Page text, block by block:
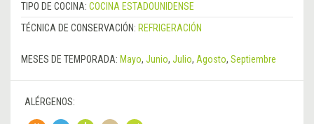
TIPO DE COCINA: COCINA ESTADOUNIDENSE
TÉCNICA DE CONSERVACIÓN: REFRIGERACIÓN
MESES DE TEMPORADA: Mayo, Junio, Julio, Agosto, Septiembre
ALÉRGENOS: